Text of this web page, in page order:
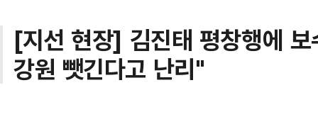
[지선 현장] 김진태 평창행에
강원 뺏긴다고 난리"